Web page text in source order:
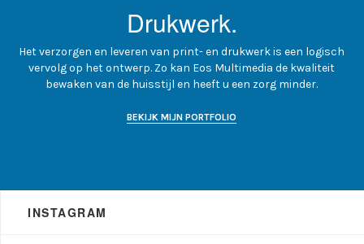
Drukwerk.
Het verzorgen en leveren van print- en drukwerk is een logisch
vervolg op het ontwerp. Zo kan Eos Multimedia de kwaliteit
bewaken van de huisstijl en heeft u een zorg minder.
BEKIJK MIJN PORTFOLIO
INSTAGRAM